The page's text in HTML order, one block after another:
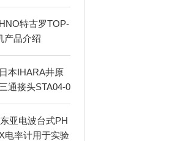
特古罗TOP-
产品介绍
本IHARA井原
通接头STA04-0
亚电波台式PH
电率计用于实验